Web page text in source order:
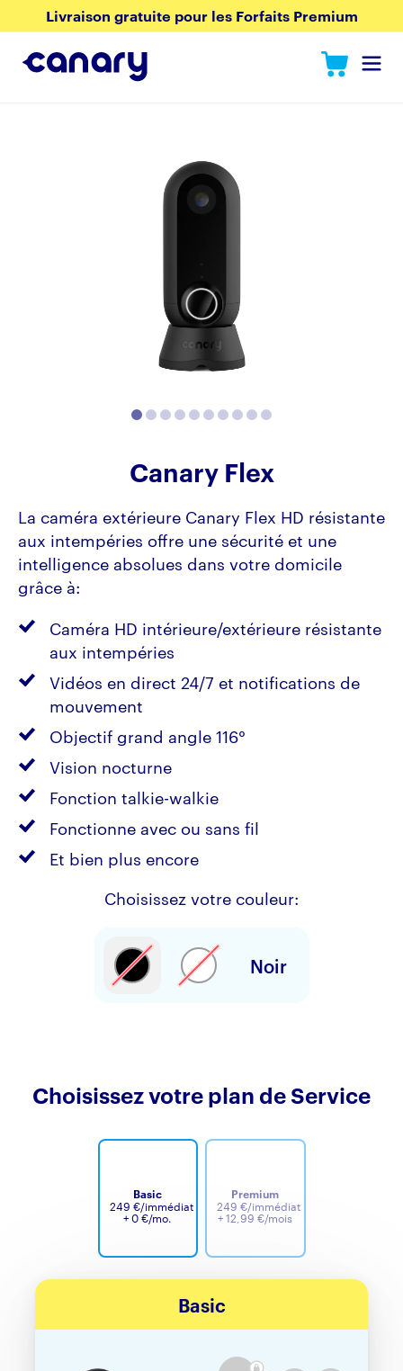
Livraison gratuite pour les Forfaits Premium
Canary Flex
La caméra extérieure Canary Flex HD résistante
aux intempéries offre une sécurité et une
intelligence absolues dans votre domicile
grâce à:
Caméra HD intérieure/extérieure résistante
aux intempéries
Vidéos en direct 24/7 et notifications de
mouvement
Objectif grand angle 116°
Vision nocturne
Fonction talkie-walkie
Fonctionne avec ou sans fil
Et bien plus encore
Choisissez votre couleur:
Noir
Choisissez votre plan de Service
Basic
249 €/immédiat
+ 0 €/mo.
Premium
249 €/immédiat
+ 12,99 €/mois
Basic